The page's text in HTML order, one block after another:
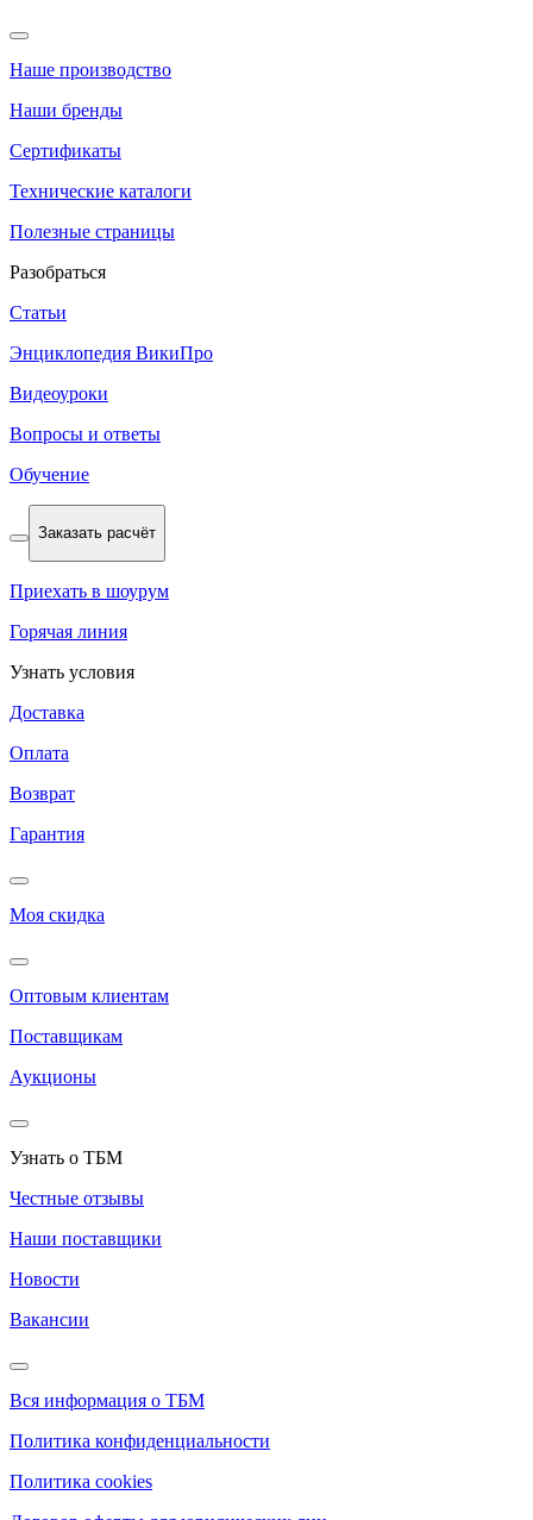
Наше производство
Наши бренды
Сертификаты
Технические каталоги
Полезные страницы
Разобраться
Статьи
Энциклопедия ВикиПро
Видеоуроки
Вопросы и ответы
Обучение
Заказать расчёт
Приехать в шоурум
Горячая линия
Узнать условия
Доставка
Оплата
Возврат
Гарантия
Моя скидка
Оптовым клиентам
Поставщикам
Аукционы
Узнать о ТБМ
Честные отзывы
Наши поставщики
Новости
Вакансии
Вся информация о ТБМ
Политика конфиденциальности
Политика cookies